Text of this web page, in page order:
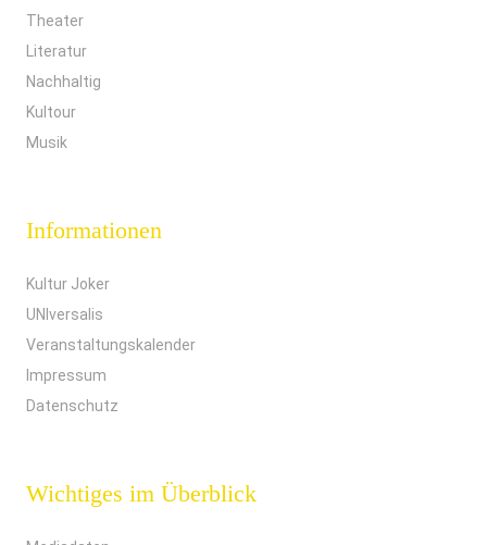
Theater
Literatur
Nachhaltig
Kultour
Musik
Informationen
Kultur Joker
UNIversalis
Veranstaltungskalender
Impressum
Datenschutz
Wichtiges im Überblick